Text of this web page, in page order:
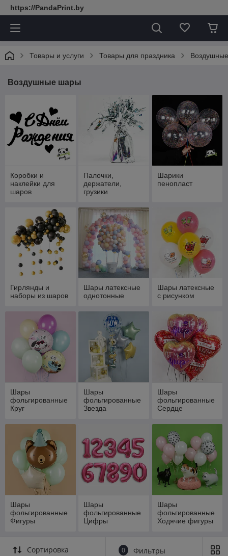
https://PandaPrint.by
Товары и услуги Товары для праздника
Воздушные шары
Коробки и
наклейки для
шаров
Палочки,
держатели,
грузики
Шарики
пенопласт
Гирлянды и
наборы из шаров
Шары латексные
однотонные
Шары латексные
с рисунком
Шары
фольгированные
Круг
Шары
фольгированные
Звезда
Шары
фольгированные
Сердце
Шары
фольгированные
Фигуры
Шары
фольгированные
Цифры
Шары
фольгированные
Ходячие фигуры
Сортировка 0 Фильтры